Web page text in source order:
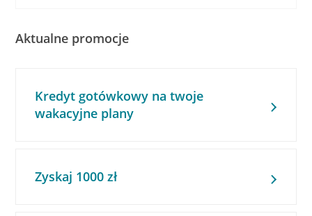
Aktualne promocje
Kredyt gotówkowy na twoje
wakacyjne plany
Zyskaj 1000 zł